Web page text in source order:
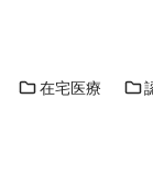
在宅医療